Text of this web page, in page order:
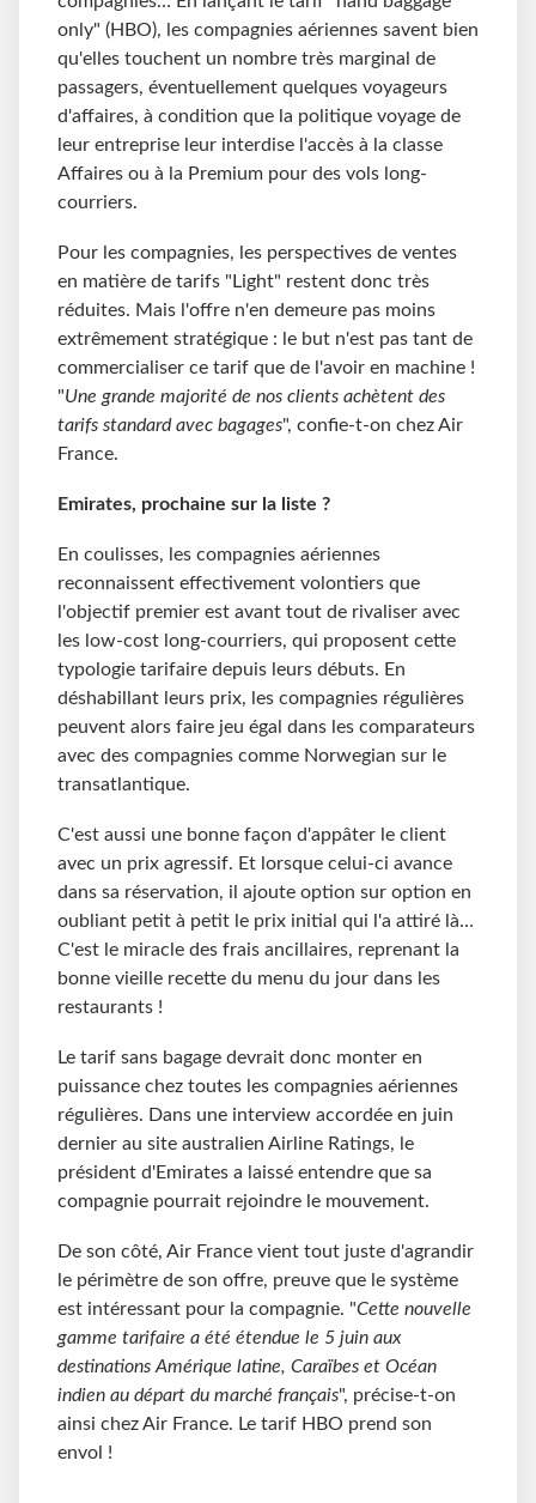
only" (HBO), les compagnies aériennes savent bien
qu'elles touchent un nombre très marginal de
passagers, éventuellement quelques voyageurs
d'affaires, à condition que la politique voyage de
leur entreprise leur interdise l'accès à la classe
Affaires ou à la Premium pour des vols long-
courriers.
Pour les compagnies, les perspectives de ventes
en matière de tarifs "Light" restent donc très
réduites. Mais l'offre n'en demeure pas moins
extrêmement stratégique : le but n'est pas tant de
commercialiser ce tarif que de l'avoir en machine !
"Une grande majorité de nos clients achètent des
tarifs standard avec bagages", confie-t-on chez Air
France.
Emirates, prochaine sur la liste ?
En coulisses, les compagnies aériennes
reconnaissent effectivement volontiers que
l'objectif premier est avant tout de rivaliser avec
les low-cost long-courriers, qui proposent cette
typologie tarifaire depuis leurs débuts. En
déshabillant leurs prix, les compagnies régulières
peuvent alors faire jeu égal dans les comparateurs
avec des compagnies comme Norwegian sur le
transatlantique.
C'est aussi une bonne façon d'appâter le client
avec un prix agressif. Et lorsque celui-ci avance
dans sa réservation, il ajoute option sur option en
oubliant petit à petit le prix initial qui l'a attiré là…
C'est le miracle des frais ancillaires, reprenant la
bonne vieille recette du menu du jour dans les
restaurants !
Le tarif sans bagage devrait donc monter en
puissance chez toutes les compagnies aériennes
régulières. Dans une interview accordée en juin
dernier au site australien Airline Ratings, le
président d'Emirates a laissé entendre que sa
compagnie pourrait rejoindre le mouvement.
De son côté, Air France vient tout juste d'agrandir
le périmètre de son offre, preuve que le système
est intéressant pour la compagnie. "Cette nouvelle
gamme tarifaire a été étendue le 5 juin aux
destinations Amérique latine, Caraïbes et Océan
indien au départ du marché français", précise-t-on
ainsi chez Air France. Le tarif HBO prend son
envol !